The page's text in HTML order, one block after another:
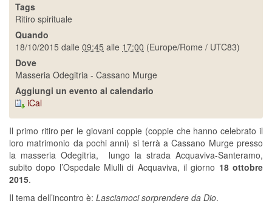
Tags
Ritiro spirituale
Quando
18/10/2015 dalle 09:45 alle 17:00 (Europe/Rome / UTC83)
Dove
Masseria Odegitria - Cassano Murge
Aggiungi un evento al calendario
iCal
Il primo ritiro per le giovani coppie (coppie che hanno celebrato il
loro matrimonio da pochi anni) si terrà a Cassano Murge presso
la masseria Odegitria, lungo la strada Acquaviva-Santeramo,
subito dopo l’Ospedale Miulli di Acquaviva, il giorno 18 ottobre
2015.
Il tema dell’incontro è: Lasciamoci sorprendere da Dio.